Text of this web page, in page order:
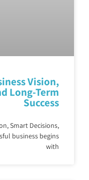
Vision,
Long-Term
Success
Smart Decisions,
business begins
with